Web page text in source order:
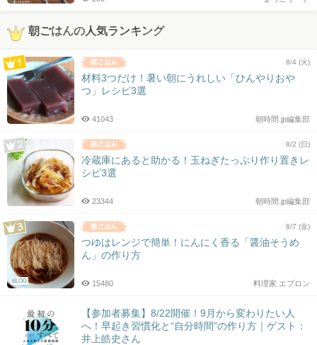
朝ごはんの人気ランキング
8/4 (火)
材料3つだけ！暑い朝にうれしい「ひんやりおや
つ」レシピ3選
朝時間.jp編集部
41043
8/2 (日)
冷蔵庫にあると助かる！玉ねぎたっぷり作り置きレ
シピ3選
朝時間.jp編集部
23344
BLOG
8/7 (金)
つゆはレンジで簡単！にんにく香る「醤油そうめ
ん」の作り方
料理家 エプロン
15480
【参加者募集】8/22開催！9月から変わりたい人
へ！早起き習慣化と“自分時間”の作り方｜ゲスト：
井上皓史さん